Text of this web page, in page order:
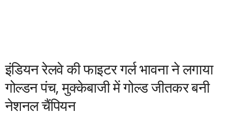
इंडियन रेलवे की फाइटर गर्ल भावना ने लगाया
गोल्डन पंच, मुक्केबाजी में गोल्ड जीतकर बनी
नेशनल चैंपियन